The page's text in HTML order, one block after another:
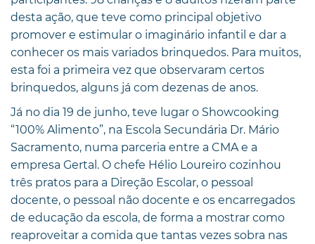
desta ação, que teve como principal objetivo
promover e estimular o imaginário infantil e dar a
conhecer os mais variados brinquedos. Para muitos,
esta foi a primeira vez que observaram certos
brinquedos, alguns já com dezenas de anos.
Já no dia 19 de junho, teve lugar o Showcooking
“100% Alimento”, na Escola Secundária Dr. Mário
Sacramento, numa parceria entre a CMA e a
empresa Gertal. O chefe Hélio Loureiro cozinhou
três pratos para a Direção Escolar, o pessoal
docente, o pessoal não docente e os encarregados
de educação da escola, de forma a mostrar como
reaproveitar a comida que tantas vezes sobra nas